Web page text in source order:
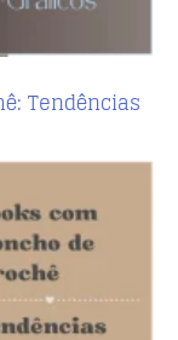
Tendências